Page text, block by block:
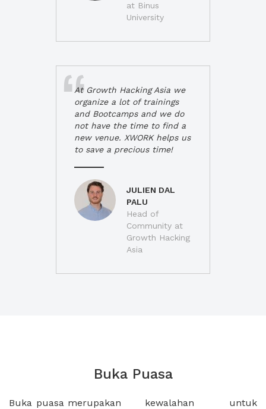
at Binus
University
At Growth Hacking Asia we
organize a lot of trainings
and Bootcamps and we do
not have the time to find a
new venue. XWORK helps us
to save a precious time!
JULIEN DAL
PALU
Head of
Community at
Growth Hacking
Asia
Buka Puasa
Buka puasa merupakan
kewalahan untuk